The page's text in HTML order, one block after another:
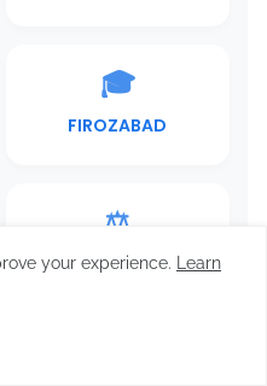
🎓
FIROZABAD
⚖️
JAUNPUR
your experience.
Learn